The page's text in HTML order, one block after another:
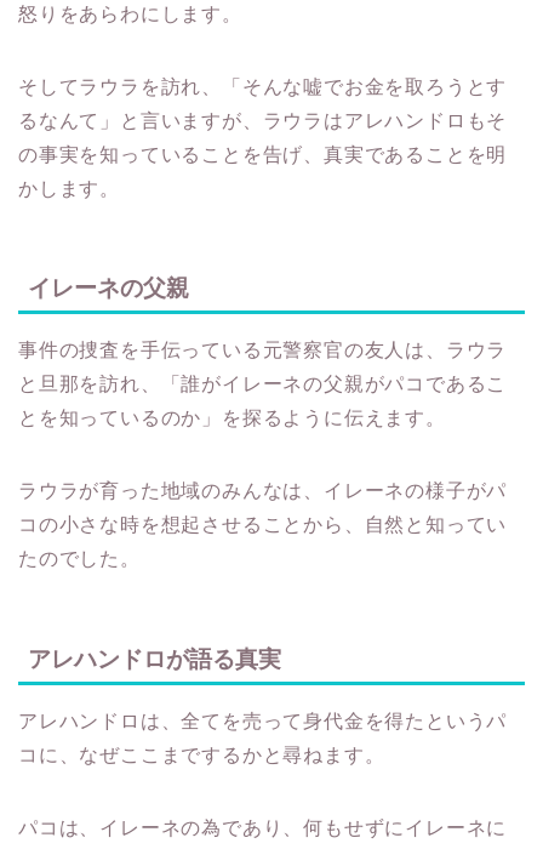
怒りをあらわにします。
そしてラウラを訪れ、「そんな嘘でお金を取ろうとす
るなんて」と言いますが、ラウラはアレハンドロもそ
の事実を知っていることを告げ、真実であることを明
かします。
イレーネの父親
事件の捜査を手伝っている元警察官の友人は、ラウラ
と旦那を訪れ、「誰がイレーネの父親がパコであるこ
とを知っているのか」を探るように伝えます。
ラウラが育った地域のみんなは、イレーネの様子がパ
コの小さな時を想起させることから、自然と知ってい
たのでした。
アレハンドロが語る真実
アレハンドロは、全てを売って身代金を得たというパ
コに、なぜここまでするかと尋ねます。
パコは、イレーネの為であり、何もせずにイレーネに